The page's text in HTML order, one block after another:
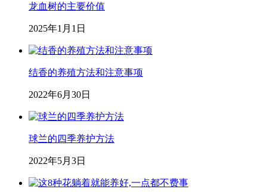
龙血树的主要价值
2025年1月1日
结香的养殖方法和注意事项
2022年6月30日
球兰的四季养护方法
2022年5月3日